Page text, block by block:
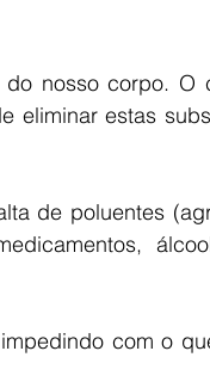
nosso corpo. O
eliminar estas
de poluentes
com o